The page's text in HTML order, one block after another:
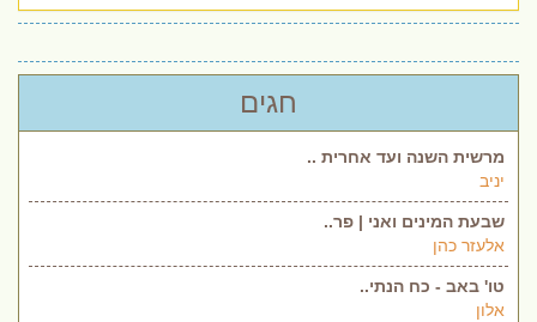
חגים
מרשית השנה ועד אחרית ..
יניב
שבעת המינים ואני | פר..
אלעזר כהן
טו' באב - כח הנתי..
אלון